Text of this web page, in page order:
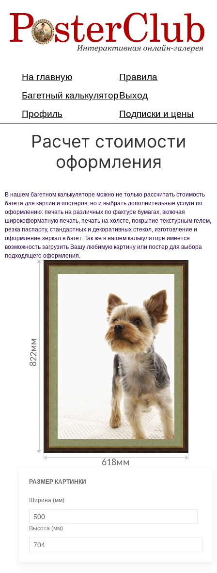
На главную
Правила
Багетный калькуляторВыход
Профиль
Подписки и цены
Расчет стоимости
оформления
В нашем багетном калькуляторе можно не только рассчитать стоимость
багета для картин и постеров, но и выбрать дополнительные услуги по
оформлению: печать на различных по фактуре бумагах, включая
широкоформатную печать, печать на холсте, покрытие текстурным гелем,
резка паспарту, стандартных и декоративных стекол, изготовление и
оформление зеркал в багет. Так же в нашем калькуляторе имеется
возможность загрузить Вашу любимую картину или постер для выбора
подходящего оформления.
822мм
618мм
РАЗМЕР КАРТИНКИ
Ширина (мм)
Высота (мм)